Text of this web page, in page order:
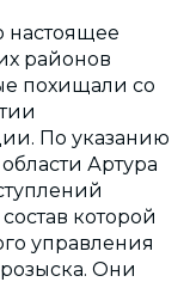
настоящее
районов
похищали со
По указанию
Артура
которой
управления
Они